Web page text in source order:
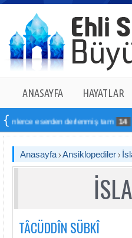
ANASAYFA HAYATLAR
eserden derlenmiş tam 14 kitaptan
Anasayfa Ansiklopediler
TÂCÜDDÎN SÜBKÎ